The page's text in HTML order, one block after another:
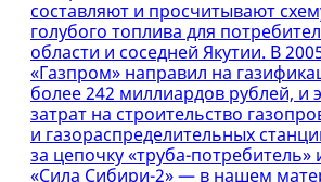
составляют и просчитывают
голубого топлива для
области и соседней Якутии. В
«Газпром» направил на
более 242 миллиардов рублей, и
затрат на строительство
и газораспределительных
за цепочку «труба-потребитель»
«Сила Сибири-2» — в нашем